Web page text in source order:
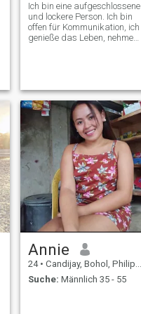
Ich bin eine aufgeschlossene
und lockere Person. Ich bin
offen für Kommunikation, ich
genieße das Leben, nehme
bisschen romantisch, wie
jede Frau. Ich träume davon,
meine wahre Liebe zu finden
und glücklich zu sein. Um
eine starke Familie zu
gründen. Ich liebe es, Liebe
zu Hause zu schaffen.
Annie
24 • Candijay, Bohol, Philippinen
Suche: Männlich 35 - 55